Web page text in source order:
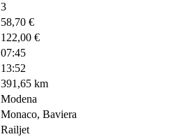
3
58,70 €
122,00 €
07:45
13:52
391,65 km
Modena
Monaco, Baviera
Railjet
©CARTO